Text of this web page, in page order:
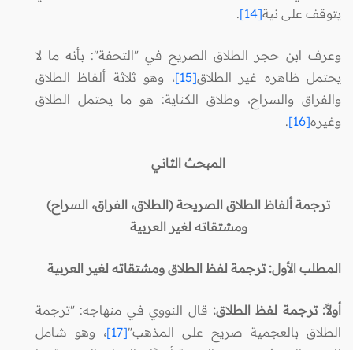
يتوقف على نية[14]
.
وعرف ابن حجر الطلاق الصريح في "التحفة": بأنه ما لا
يحتمل ظاهره غير الطلاق[15]
، وهو ثلاثة ألفاظ الطلاق
والفراق والسراح، وطلاق الكناية: هو ما يحتمل الطلاق
وغيره[16]
.
المبحث الثاني
ترجمة ألفاظ الطلاق الصريحة (الطلاق، الفراق، السراح)
ومشتقاته لغير العربية
المطلب الأول: ترجمة لفظ الطلاق ومشتقاته لغير العربية
أولاً: ترجمة لفظ الطلاق: قال النووي في منهاجه: "ترجمة
الطلاق بالعجمية صريح على المذهب"[17]
، وهو شامل